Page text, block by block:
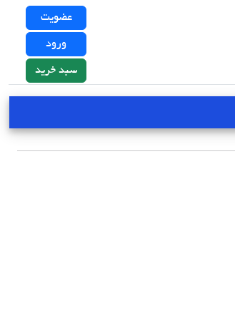
عضویت
ورود
سبد خرید